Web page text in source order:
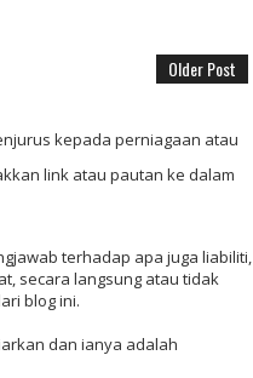
Older Post
kepada perniagaan atau
link atau pautan ke dalam
terhadap apa juga liabiliti,
secara langsung atau tidak
blog ini.
dan ianya adalah